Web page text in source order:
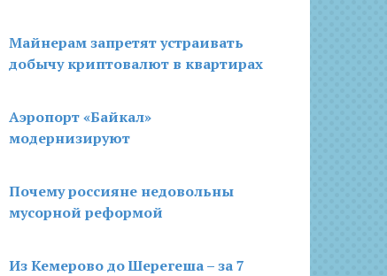
Майнерам запретят устраивать
добычу криптовалют в квартирах
Аэропорт «Байкал»
модернизируют
Почему россияне недовольны
мусорной реформой
Из Кемерово до Шерегеша – за 7